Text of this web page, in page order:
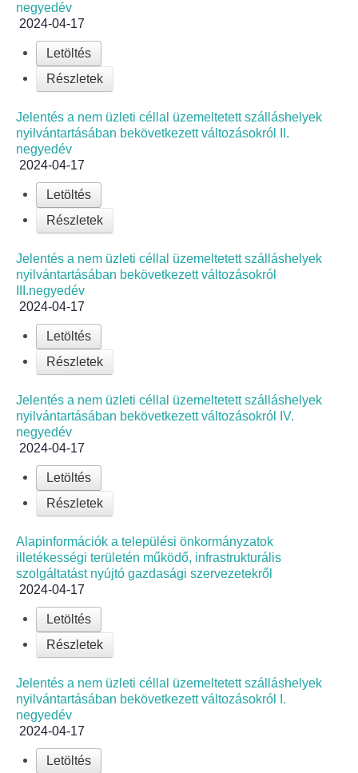
negyedév
2024-04-17
Letöltés
Részletek
Jelentés a nem üzleti céllal üzemeltetett szálláshelyek
nyilvántartásában bekövetkezett változásokról II.
negyedév
2024-04-17
Letöltés
Részletek
Jelentés a nem üzleti céllal üzemeltetett szálláshelyek
nyilvántartásában bekövetkezett változásokról
III.negyedév
2024-04-17
Letöltés
Részletek
Jelentés a nem üzleti céllal üzemeltetett szálláshelyek
nyilvántartásában bekövetkezett változásokról IV.
negyedév
2024-04-17
Letöltés
Részletek
Alapinformációk a települési önkormányzatok
illetékességi területén működő, infrastrukturális
szolgáltatást nyújtó gazdasági szervezetekről
2024-04-17
Letöltés
Részletek
Jelentés a nem üzleti céllal üzemeltetett szálláshelyek
nyilvántartásában bekövetkezett változásokról I.
negyedév
2024-04-17
Letöltés